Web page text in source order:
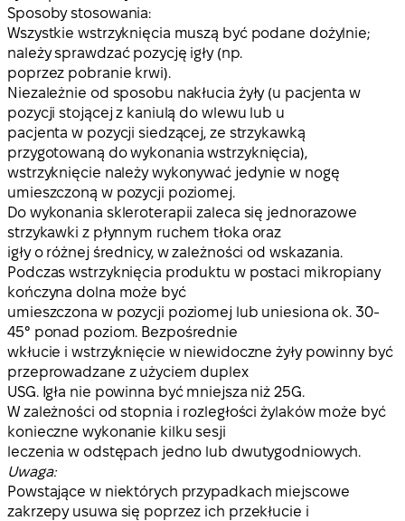
Sposoby stosowania:
Wszystkie wstrzyknięcia muszą być podane dożylnie;
należy sprawdzać pozycję igły (np.
poprzez pobranie krwi).
Niezależnie od sposobu nakłucia żyły (u pacjenta w
pozycji stojącej z kaniulą do wlewu lub u
pacjenta w pozycji siedzącej, ze strzykawką
przygotowaną do wykonania wstrzyknięcia),
wstrzyknięcie należy wykonywać jedynie w nogę
umieszczoną w pozycji poziomej.
Do wykonania skleroterapii zaleca się jednorazowe
strzykawki z płynnym ruchem tłoka oraz
igły o różnej średnicy, w zależności od wskazania.
Podczas wstrzyknięcia produktu w postaci mikropiany
kończyna dolna może być
umieszczona w pozycji poziomej lub uniesiona ok. 30-
45° ponad poziom. Bezpośrednie
wkłucie i wstrzyknięcie w niewidoczne żyły powinny być
przeprowadzane z użyciem duplex
USG. Igła nie powinna być mniejsza niż 25G.
W zależności od stopnia i rozległości żylaków może być
konieczne wykonanie kilku sesji
leczenia w odstępach jedno lub dwutygodniowych.
Uwaga:
Powstające w niektórych przypadkach miejscowe
zakrzepy usuwa się poprzez ich przekłucie i